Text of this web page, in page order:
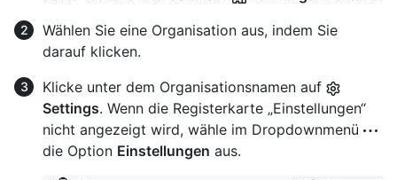
Wählen Sie eine Organisation aus, indem Sie
darauf klicken.
Klicke unter dem Organisationsnamen auf
Settings. Wenn die Registerkarte „Einstellungen“
nicht angezeigt wird, wähle im Dropdownmenü
die Option Einstellungen aus.